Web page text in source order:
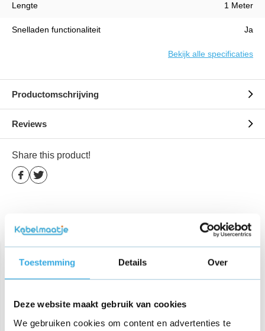
Toestemming Details Over
Deze website maakt gebruik van cookies
We gebruiken cookies om content en advertenties te
Lengte 1 Meter
Snelladen functionaliteit Ja
Bekijk alle specificaties
Productomschrijving
Reviews
Share this product!
Gerelateerde producten